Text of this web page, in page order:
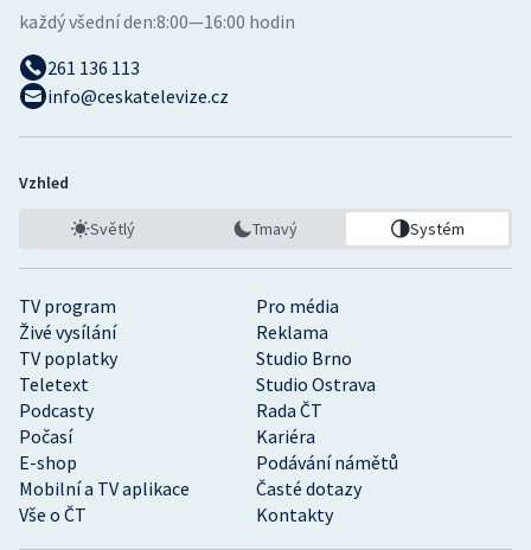
TV program
Pro média
Živé vysílání
Reklama
TV poplatky
Studio Brno
Teletext
Studio Ostrava
Podcasty
Rada ČT
Počasí
Kariéra
E-shop
Podávání námětů
Mobilní a TV aplikace
Časté dotazy
Vše o ČT
Kontakty
každý všední den:8:00—16:00 hodin
261 136 113
info@ceskatelevize.cz
Vzhled
Světlý Tmavý Systém